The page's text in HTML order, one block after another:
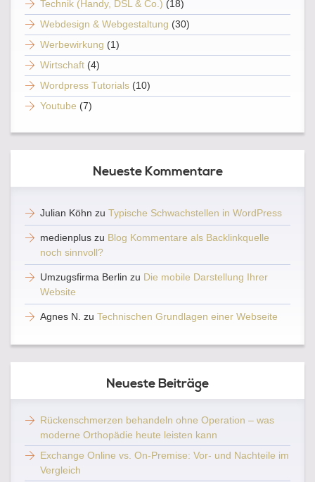
Technik (Handy, DSL & Co.) (18)
Webdesign & Webgestaltung (30)
Werbewirkung (1)
Wirtschaft (4)
Wordpress Tutorials (10)
Youtube (7)
Neueste Kommentare
Julian Köhn zu Typische Schwachstellen in WordPress
medienplus zu Blog Kommentare als Backlinkquelle
noch sinnvoll?
Umzugsfirma Berlin zu Die mobile Darstellung Ihrer
Website
Agnes N. zu Technischen Grundlagen einer Webseite
Neueste Beiträge
Rückenschmerzen behandeln ohne Operation – was
moderne Orthopädie heute leisten kann
Exchange Online vs. On-Premise: Vor- und Nachteile im
Vergleich